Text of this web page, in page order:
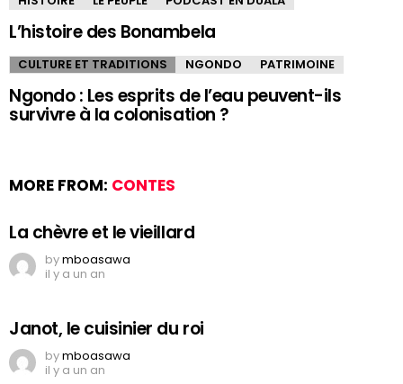
L’histoire des Bonambela
CULTURE ET TRADITIONS NGONDO PATRIMOINE
Ngondo : Les esprits de l’eau peuvent-ils
survivre à la colonisation ?
MORE FROM: CONTES
La chèvre et le vieillard
bymboasawa
il y a un an
Janot, le cuisinier du roi
bymboasawa
il y a un an